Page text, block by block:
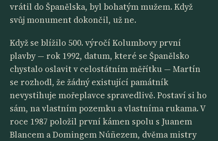
vrátil do Španělska, byl bohatým mužem. Když
svůj monument dokončil, už ne.
Když se blížilo 500. výročí Kolumbovy první
plavby — rok 1992, datum, které se Španělsko
chystalo oslavit v celostátním měřítku — Martín
se rozhodl, že žádný existující památník
nevystihuje mořeplavce spravedlivě. Postaví si ho
sám, na vlastním pozemku a vlastníma rukama. V
roce 1987 položil první kámen spolu s Juanem
Blancem a Domingem Núñezem, dvěma mistry